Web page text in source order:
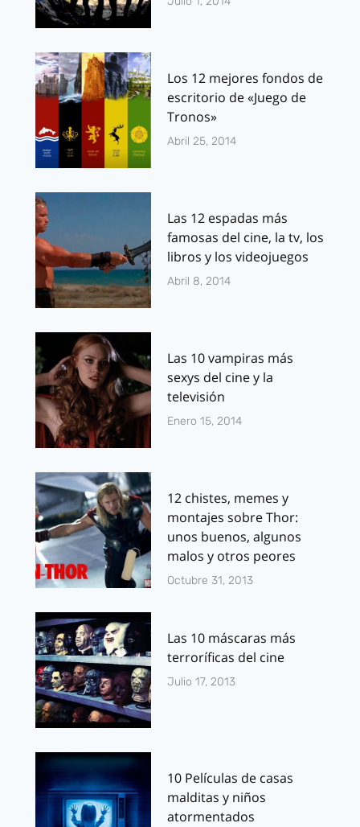
Los 12 mejores fondos de
escritorio de «Juego de
Tronos»
Abril 25, 2014
Las 12 espadas más
famosas del cine, la tv, los
libros y los videojuegos
Abril 8, 2014
Las 10 vampiras más
sexys del cine y la
televisión
Enero 15, 2014
12 chistes, memes y
montajes sobre Thor:
unos buenos, algunos
malos y otros peores
Octubre 31, 2013
Las 10 máscaras más
terroríficas del cine
Julio 17, 2013
10 Películas de casas
malditas y niños
atormentados